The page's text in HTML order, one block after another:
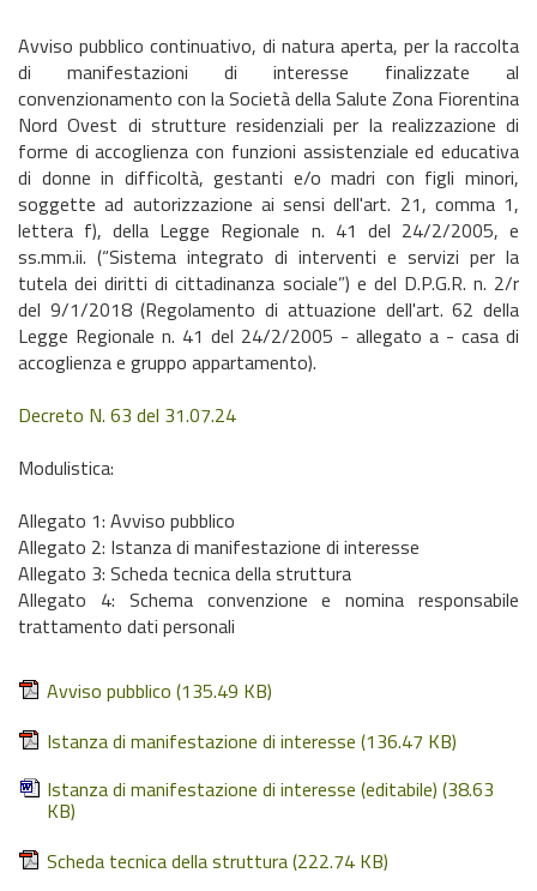
Avviso pubblico continuativo, di natura aperta, per la raccolta
di manifestazioni di interesse finalizzate al
convenzionamento con la Società della Salute Zona Fiorentina
Nord Ovest di strutture residenziali per la realizzazione di
forme di accoglienza con funzioni assistenziale ed educativa
di donne in difficoltà, gestanti e/o madri con figli minori,
soggette ad autorizzazione ai sensi dell'art. 21, comma 1,
lettera f), della Legge Regionale n. 41 del 24/2/2005, e
ss.mm.ii. (“Sistema integrato di interventi e servizi per la
tutela dei diritti di cittadinanza sociale”) e del D.P.G.R. n. 2/r
del 9/1/2018 (Regolamento di attuazione dell'art. 62 della
Legge Regionale n. 41 del 24/2/2005 - allegato a - casa di
accoglienza e gruppo appartamento).
Decreto N. 63 del 31.07.24
Modulistica:
Allegato 1: Avviso pubblico
Allegato 2: Istanza di manifestazione di interesse
Allegato 3: Scheda tecnica della struttura
Allegato 4: Schema convenzione e nomina responsabile
trattamento dati personali
Avviso pubblico (135.49 KB)
Istanza di manifestazione di interesse (136.47 KB)
Istanza di manifestazione di interesse (editabile) (38.63
KB)
Scheda tecnica della struttura(222.74 KB)